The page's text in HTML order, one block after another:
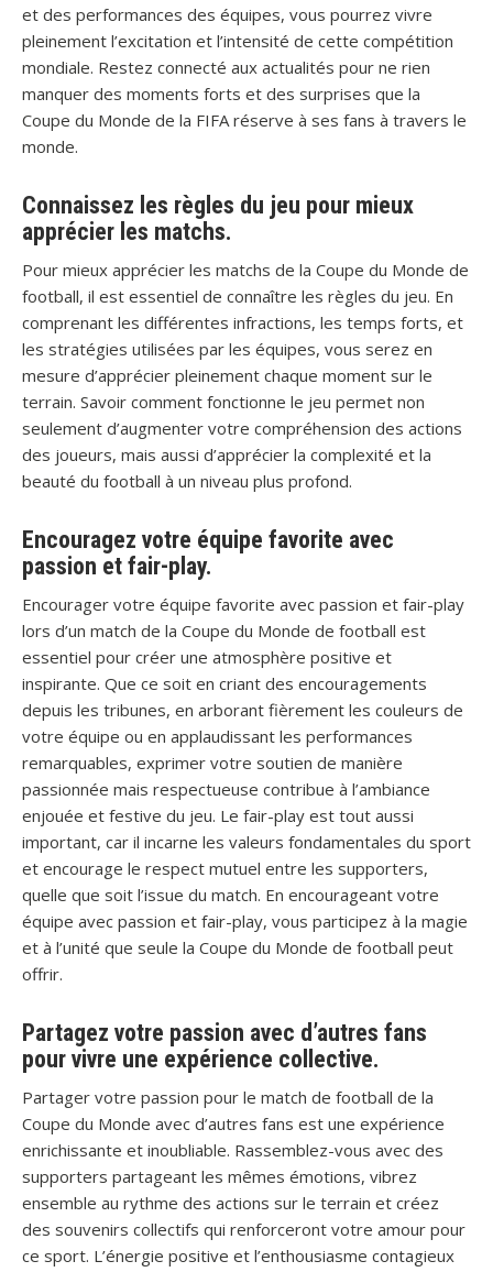
et des performances des équipes, vous pourrez vivre
pleinement l’excitation et l’intensité de cette compétition
mondiale. Restez connecté aux actualités pour ne rien
manquer des moments forts et des surprises que la
Coupe du Monde de la FIFA réserve à ses fans à travers le
monde.
Connaissez les règles du jeu pour mieux
apprécier les matchs.
Pour mieux apprécier les matchs de la Coupe du Monde de
football, il est essentiel de connaître les règles du jeu. En
comprenant les différentes infractions, les temps forts, et
les stratégies utilisées par les équipes, vous serez en
mesure d’apprécier pleinement chaque moment sur le
terrain. Savoir comment fonctionne le jeu permet non
seulement d’augmenter votre compréhension des actions
des joueurs, mais aussi d’apprécier la complexité et la
beauté du football à un niveau plus profond.
Encouragez votre équipe favorite avec
passion et fair-play.
Encourager votre équipe favorite avec passion et fair-play
lors d’un match de la Coupe du Monde de football est
essentiel pour créer une atmosphère positive et
inspirante. Que ce soit en criant des encouragements
depuis les tribunes, en arborant fièrement les couleurs de
votre équipe ou en applaudissant les performances
remarquables, exprimer votre soutien de manière
passionnée mais respectueuse contribue à l’ambiance
enjouée et festive du jeu. Le fair-play est tout aussi
important, car il incarne les valeurs fondamentales du sport
et encourage le respect mutuel entre les supporters,
quelle que soit l’issue du match. En encourageant votre
équipe avec passion et fair-play, vous participez à la magie
et à l’unité que seule la Coupe du Monde de football peut
offrir.
Partagez votre passion avec d’autres fans
pour vivre une expérience collective.
Partager votre passion pour le match de football de la
Coupe du Monde avec d’autres fans est une expérience
enrichissante et inoubliable. Rassemblez-vous avec des
supporters partageant les mêmes émotions, vibrez
ensemble au rythme des actions sur le terrain et créez
des souvenirs collectifs qui renforceront votre amour pour
ce sport. L’énergie positive et l’enthousiasme contagieux